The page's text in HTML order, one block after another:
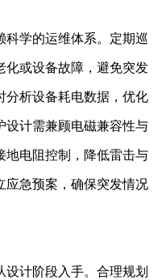
学的运维体系。定期巡
化或设备故障，避免突发
分析设备耗电数据，优化
设计需兼顾电磁兼容性与
地电阻控制，降低雷击与
应急预案，确保突发情况
计阶段入手。合理规划